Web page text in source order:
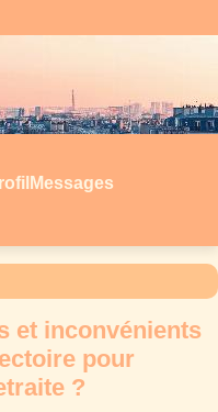
Messages
et inconvénients
pour
?